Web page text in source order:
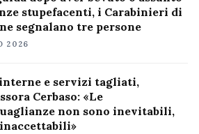
stupefacenti, i Carabinieri di
segnalano tre persone
2026
e servizi tagliati,
Cerbaso: «Le
non sono inevitabili,